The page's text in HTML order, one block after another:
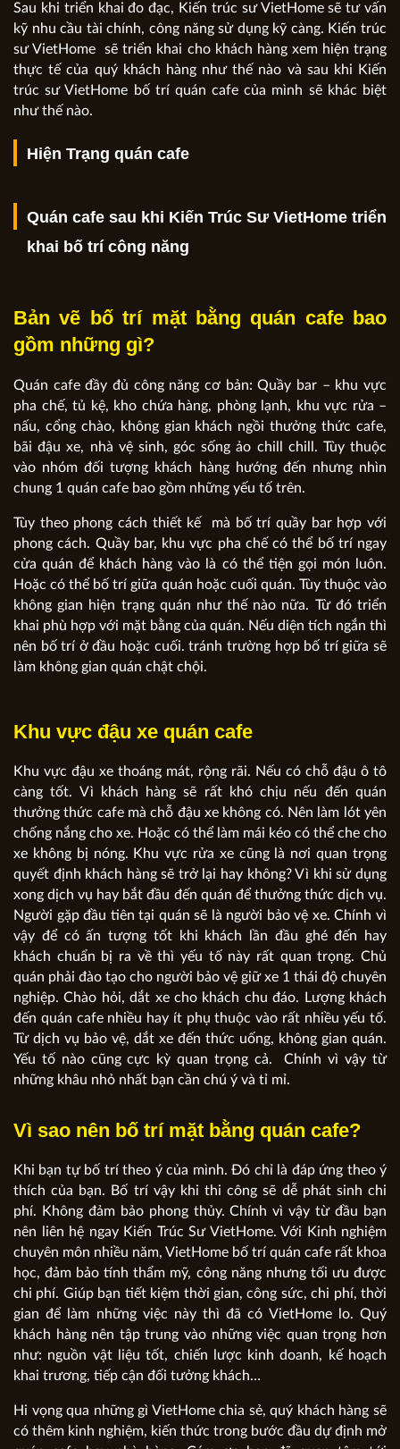
Sau khi triển khai đo đạc, Kiến trúc sư VietHome sẽ tư vấn
kỹ nhu cầu tài chính, công năng sử dụng kỹ càng. Kiến trúc
sư VietHome sẽ triển khai cho khách hàng xem hiện trạng
thực tế của quý khách hàng như thế nào và sau khi Kiến
trúc sư VietHome bố trí quán cafe của mình sẽ khác biệt
như thế nào.
Hiện Trạng quán cafe
Quán cafe sau khi Kiến Trúc Sư VietHome triển
khai bố trí công năng
Bản vẽ bố trí mặt bằng quán cafe bao
gồm những gì?
Quán cafe đầy đủ công năng cơ bản: Quầy bar – khu vực
pha chế, tủ kệ, kho chứa hàng, phòng lạnh, khu vực rửa –
nấu, cổng chào, không gian khách ngồi thưởng thức cafe,
bãi đậu xe, nhà vệ sinh, góc sống ảo chill chill. Tùy thuộc
vào nhóm đối tượng khách hàng hướng đến nhưng nhìn
chung 1 quán cafe bao gồm những yếu tố trên.
Tùy theo phong cách thiết kế mà bố trí quầy bar hợp với
phong cách. Quầy bar, khu vực pha chế có thể bố trí ngay
cửa quán để khách hàng vào là có thể tiện gọi món luôn.
Hoặc có thể bố trí giữa quán hoặc cuối quán. Tùy thuộc vào
không gian hiện trạng quán như thế nào nữa. Từ đó triển
khai phù hợp với mặt bằng của quán. Nếu diện tích ngắn thì
nên bố trí ở đầu hoặc cuối. tránh trường hợp bố trí giữa sẽ
làm không gian quán chật chội.
Khu vực đậu xe quán cafe
Khu vực đậu xe thoáng mát, rộng rãi. Nếu có chỗ đậu ô tô
càng tốt. Vì khách hàng sẽ rất khó chịu nếu đến quán
thưởng thức cafe mà chỗ đậu xe không có. Nên làm lót yên
chống nắng cho xe. Hoặc có thể làm mái kéo có thể che cho
xe không bị nóng. Khu vực rửa xe cũng là nơi quan trọng
quyết định khách hàng sẽ trở lại hay không? Vì khi sử dụng
xong dịch vụ hay bắt đầu đến quán để thưởng thức dịch vụ.
Người gặp đầu tiên tại quán sẽ là người bảo vệ xe. Chính vì
vậy để có ấn tượng tốt khi khách lần đầu ghé đến hay
khách chuẩn bị ra về thì yếu tố này rất quan trọng. Chủ
quán phải đào tạo cho người bảo vệ giữ xe 1 thái độ chuyên
nghiệp. Chào hỏi, dắt xe cho khách chu đáo. Lượng khách
đến quán cafe nhiều hay ít phụ thuộc vào rất nhiều yếu tố.
Từ dịch vụ bảo vệ, dắt xe đến thức uống, không gian quán.
Yếu tố nào cũng cực kỳ quan trọng cả. Chính vì vậy từ
những khâu nhỏ nhất bạn cần chú ý và tỉ mỉ.
Vì sao nên bố trí mặt bằng quán cafe?
Khi bạn tự bố trí theo ý của mình. Đó chỉ là đáp ứng theo ý
thích của bạn. Bố trí vậy khi thi công sẽ dễ phát sinh chi
phí. Không đảm bảo phong thủy. Chính vì vậy từ đầu bạn
nên liên hệ ngay Kiến Trúc Sư VietHome. Với Kinh nghiệm
chuyên môn nhiều năm, VietHome bố trí quán cafe rất khoa
học, đảm bảo tính thẩm mỹ, công năng nhưng tối ưu được
chi phí. Giúp bạn tiết kiệm thời gian, công sức, chi phí, thời
gian để làm những việc này thì đã có VietHome lo. Quý
khách hàng nên tập trung vào những việc quan trọng hơn
như: nguồn vật liệu tốt, chiến lược kinh doanh, kế hoạch
khai trương, tiếp cận đối tưởng khách…
Hi vọng qua những gì VietHome chia sẻ, quý khách hàng sẽ
có thêm kinh nghiệm, kiến thức trong bước đầu dự định mở